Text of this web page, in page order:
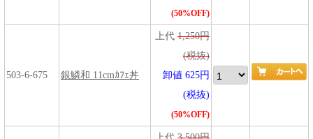
(50%OFF)
503-6-675 銀鱗和 11cmｶﾌｪ丼
上代 1,250円
(税抜)
卸値 625円
(税抜)
(50%OFF)